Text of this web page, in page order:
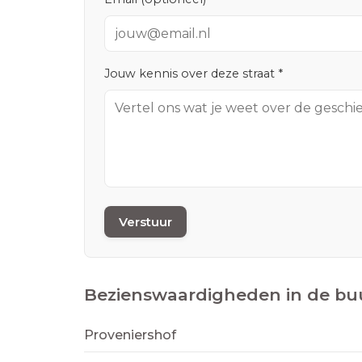
Jouw kennis over deze straat *
Verstuur
Bezienswaardigheden in de
Proveniershof